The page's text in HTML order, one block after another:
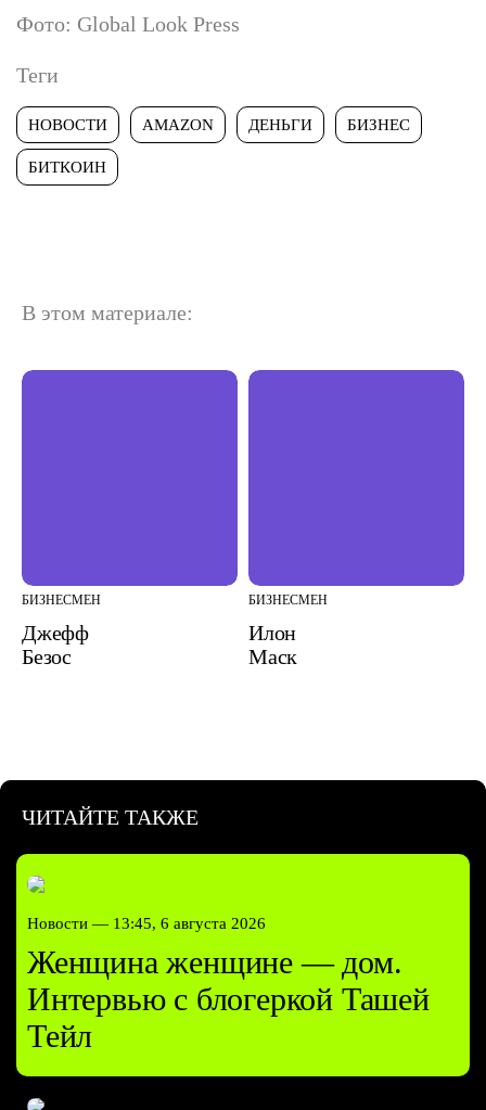
Фото: Global Look Press
Теги
НОВОСТИ AMAZON ДЕНЬГИ БИЗНЕС
БИТКОИН
В этом материале:
БИЗНЕСМЕН
Джефф
Безос
БИЗНЕСМЕН
Илон
Маск
ЧИТАЙТЕ ТАКЖЕ
Новости — 13:45, 6 августа 2026
Женщина женщине — дом.
Интервью с блогеркой Ташей
Тейл